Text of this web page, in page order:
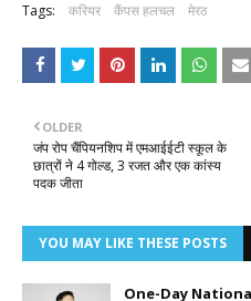
Tags: करियर कैंपस हलचल मेरठ
OLDER
जंप रोप चैंपियनशिप में एमआईईटी स्कूल के
छात्रों ने 4 गोल्ड, 3 रजत और एक कांस्य
पदक जीता
YOU MAY LIKE THESE POSTS
One-Day